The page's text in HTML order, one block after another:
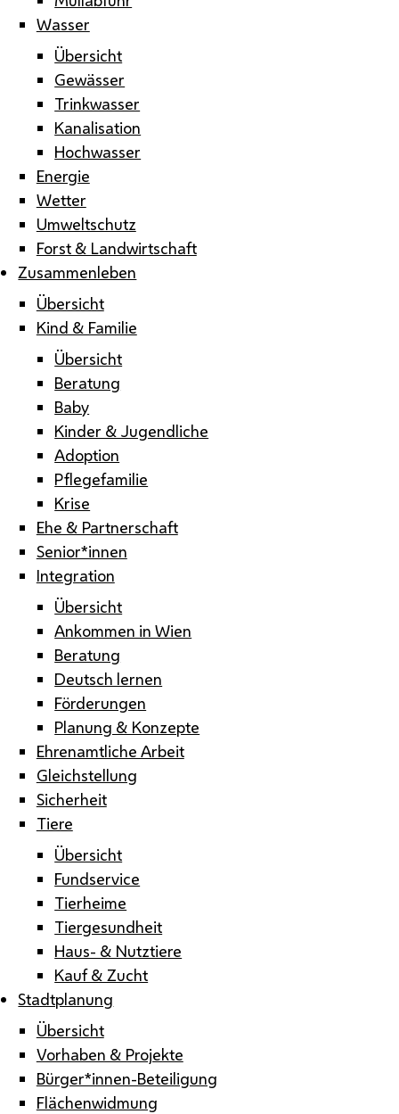
Wasser
Übersicht
Gewässer
Trinkwasser
Kanalisation
Hochwasser
Energie
Wetter
Umweltschutz
Forst & Landwirtschaft
Zusammenleben
Übersicht
Kind & Familie
Übersicht
Beratung
Baby
Kinder & Jugendliche
Adoption
Pflegefamilie
Krise
Ehe & Partnerschaft
Senior*innen
Integration
Übersicht
Ankommen in Wien
Beratung
Deutsch lernen
Förderungen
Planung & Konzepte
Ehrenamtliche Arbeit
Gleichstellung
Sicherheit
Tiere
Übersicht
Fundservice
Tierheime
Tiergesundheit
Haus- & Nutztiere
Kauf & Zucht
Stadtplanung
Übersicht
Vorhaben & Projekte
Bürger*innen-Beteiligung
Flächenwidmung